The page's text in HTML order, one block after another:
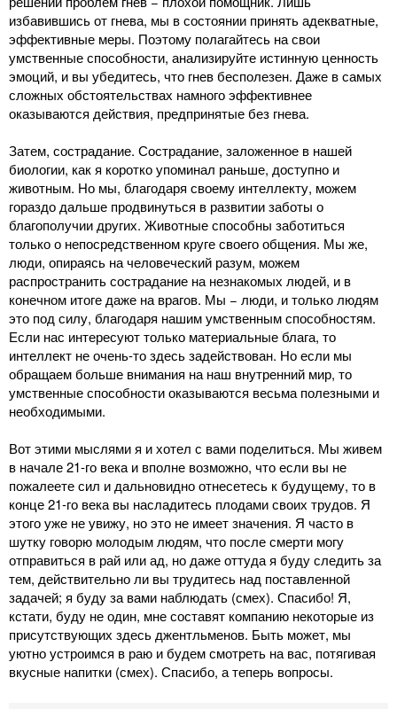
избавившись от гнева, мы в состоянии принять адекватные,
эффективные меры. Поэтому полагайтесь на свои
умственные способности, анализируйте истинную ценность
эмоций, и вы убедитесь, что гнев бесполезен. Даже в самых
сложных обстоятельствах намного эффективнее
оказываются действия, предпринятые без гнева.
Затем, сострадание. Сострадание, заложенное в нашей
биологии, как я коротко упоминал раньше, доступно и
животным. Но мы, благодаря своему интеллекту, можем
гораздо дальше продвинуться в развитии заботы о
благополучии других. Животные способны заботиться
только о непосредственном круге своего общения. Мы же,
люди, опираясь на человеческий разум, можем
распространить сострадание на незнакомых людей, и в
конечном итоге даже на врагов. Мы − люди, и только людям
это под силу, благодаря нашим умственным способностям.
Если нас интересуют только материальные блага, то
интеллект не очень-то здесь задействован. Но если мы
обращаем больше внимания на наш внутренний мир, то
умственные способности оказываются весьма полезными и
необходимыми.
Вот этими мыслями я и хотел с вами поделиться. Мы живем
в начале 21-го века и вполне возможно, что если вы не
пожалеете сил и дальновидно отнесетесь к будущему, то в
конце 21-го века вы насладитесь плодами своих трудов. Я
этого уже не увижу, но это не имеет значения. Я часто в
шутку говорю молодым людям, что после смерти могу
отправиться в рай или ад, но даже оттуда я буду следить за
тем, действительно ли вы трудитесь над поставленной
задачей; я буду за вами наблюдать (смех). Спасибо! Я,
кстати, буду не один, мне составят компанию некоторые из
присутствующих здесь джентльменов. Быть может, мы
уютно устроимся в раю и будем смотреть на вас, потягивая
вкусные напитки (смех). Спасибо, а теперь вопросы.